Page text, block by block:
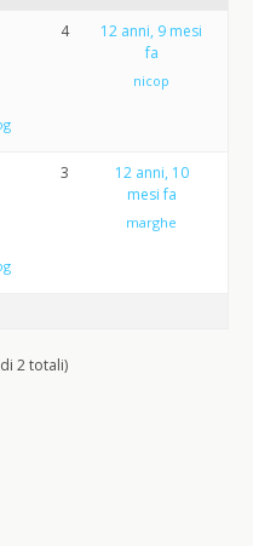
4
12 anni, 9 mesi
fa
nicop
3
12 anni, 10
mesi fa
marghe
2 totali)